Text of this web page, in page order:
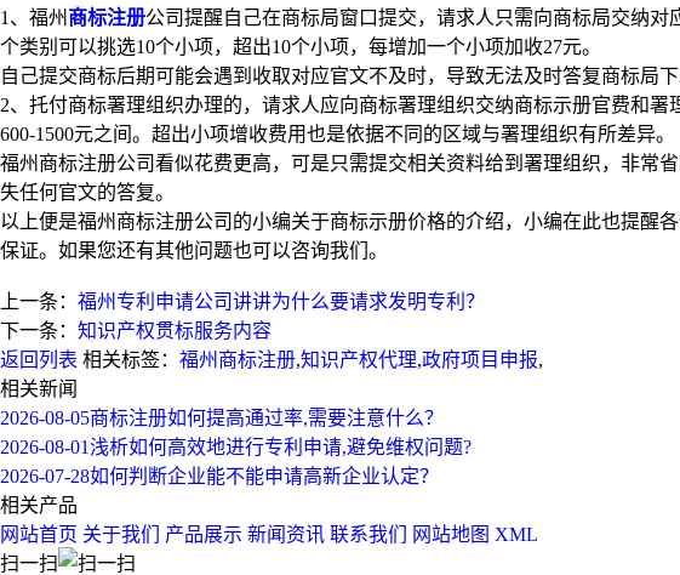
1、福州 商标注册公司提醒自己在商标局窗口提交，请求人只需向商标局交纳
个类别可以挑选10个小项，超出10个小项，每增加一个小项加收27元。
自己提交商标后期可能会遇到收取对应官文不及时，导致无法及时答复商标局
2、托付商标署理组织办理的，请求人应向商标署理组织交纳商标示册官费和署
600-1500元之间。超出小项增收费用也是依据不同的区域与署理组织有所差异。
福州商标注册公司看似花费更高，可是只需提交相关资料给到署理组织，非常
失任何官文的答复。
以上便是福州商标注册公司的小编关于商标示册价格的介绍，小编在此也提醒
保证。如果您还有其他问题也可以咨询我们。
上一条： 福州专利申请公司讲讲为什么要请求发明专利？
下一条： 知识产权贯标服务内容
返回列表 相关标签： 福州商标注册,知识产权代理,政府项目申报,
相关新闻
2026-08-05商标注册如何提高通过率,需要注意什么？
2026-08-01浅析如何高效地进行专利申请,避免维权问题?
2026-07-28如何判断企业能不能申请高新企业认定？
相关产品
网站首页 关于我们 产品展示 新闻资讯 联系我们 网站地图 XML
扫一扫